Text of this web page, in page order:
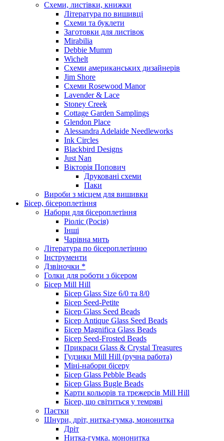
Схеми, листівки, книжки
Література по вишивці
Схеми та буклети
Заготовки для листівок
Mirabilia
Debbie Mumm
Wichelt
Схеми американських дизайнерів
Jim Shore
Cхеми Rosewood Manor
Lavender & Lace
Stoney Creek
Cottage Garden Samplings
Glendon Place
Alessandra Adelaide Needleworks
Ink Circles
Blackbird Designs
Just Nan
Вікторія Попович
Друковані схеми
Паки
Вироби з місцем для вишивки
Бісер, бісероплетіння
Набори для бісероплетіння
Ріоліс (Росія)
Інші
Чарівна мить
Література по бісероплетінню
Інструменти
Дзвіночки *
Голки для роботи з бісером
Бісер Mill Hill
Бісер Glass Size 6/0 та 8/0
Бісер Seed-Petite
Бісер Glass Seed Beads
Бісер Antique Glass Seed Beads
Бісер Magnifica Glass Beads
Бісер Seed-Frosted Beads
Прикраси Glass & Crystal Treasures
Гудзики Mill Hill (ручна работа)
Міні-набори бісеру
Бісер Glass Pebble Beads
Бісер Glass Bugle Beads
Карти кольорів та трежерсів Mill Hill
Бісер, що світиться у темряві
Паєтки
Шнури, дріт, нитка-гумка, мононитка
Дріт
Нитка-гумка, мононитка